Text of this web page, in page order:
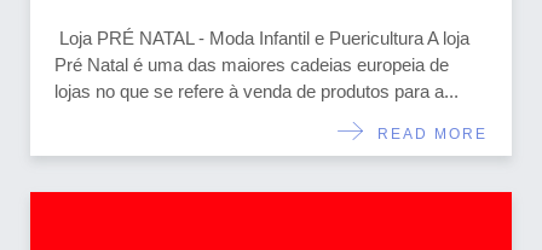
Loja PRÉ NATAL - Moda Infantil e Puericultura A loja
Pré Natal é uma das maiores cadeias europeia de
lojas no que se refere à venda de produtos para a...
READ MORE